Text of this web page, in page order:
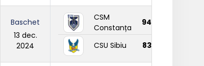
Baschet
13 dec.
2024
CSM
Constanța
94
CSU Sibiu 83